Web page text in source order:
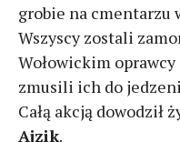
grobie na cmentarzu
Wszyscy zostali
Wołowickim
zmusili ich do
Całą akcją dowodził
Ajzik.